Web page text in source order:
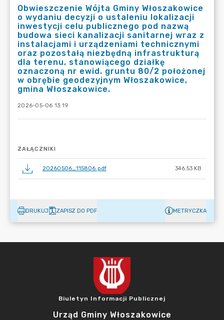
Obwieszczenie Wójta Gminy Włoszakowice
o wydaniu decyzji o ustaleniu lokalizacji
inwestycji celu publicznego pod nazwą
budowa sieci kanalizacji sanitarnej wraz z
instalacjami i urządzeniami technicznymi
oraz pozostałą niezbędną infrastrukturą
dla terenu, stanowiącego działkę
oznaczoną nr ewid. gruntu 80/2 położonej
w obrębie geodezyjnym Włoszakowice,
gmina Włoszakowice.
2026-05-06 13:19
ZAŁĄCZNIKI
20260506_115806.pdf 346.53 KB
DRUKUJ ZAPISZ DO PDF METRYCZKA
Biuletyn Informacji Publicznej
Urząd Gminy Włoszakowice